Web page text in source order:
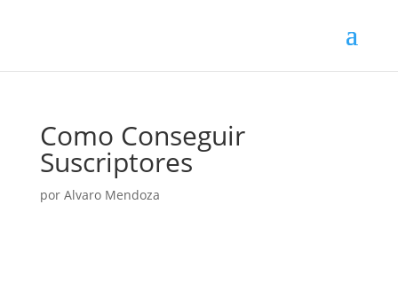
Como Conseguir
Suscriptores
por Alvaro Mendoza